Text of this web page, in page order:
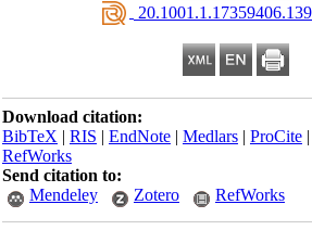
Download citation:
BibTeX|RIS|EndNote|Medlars|
RefWorks
Send citation to:
Mendeley
Zotero RefWorks